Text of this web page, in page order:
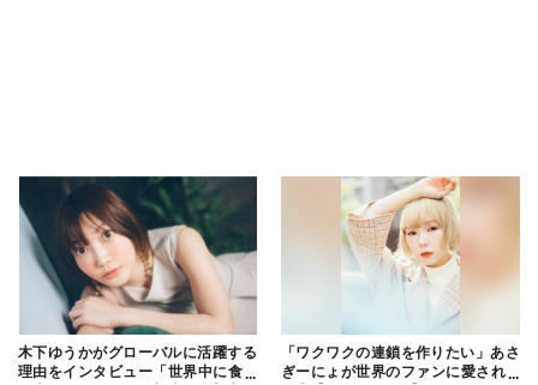
木下ゆうかがグローバルに活躍する
理由をインタビュー「世界中に食べ
「ワクワクの連鎖を作りたい」あさ
ぎーにょが世界のファンに愛される